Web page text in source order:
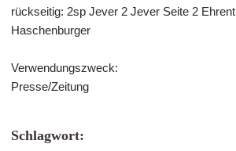
rückseitig: 2sp Jever 2 Jever Seite 2
Haschenburger
Verwendungszweck:
Presse/Zeitung
Schlagwort: